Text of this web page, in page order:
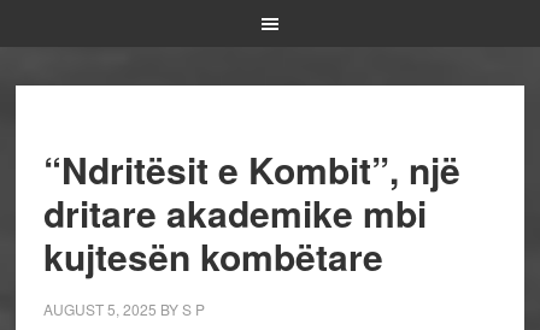
“Ndritësit e Kombit”, një
dritare akademike mbi
kujtesën kombëtare
AUGUST 5, 2025 BYS P